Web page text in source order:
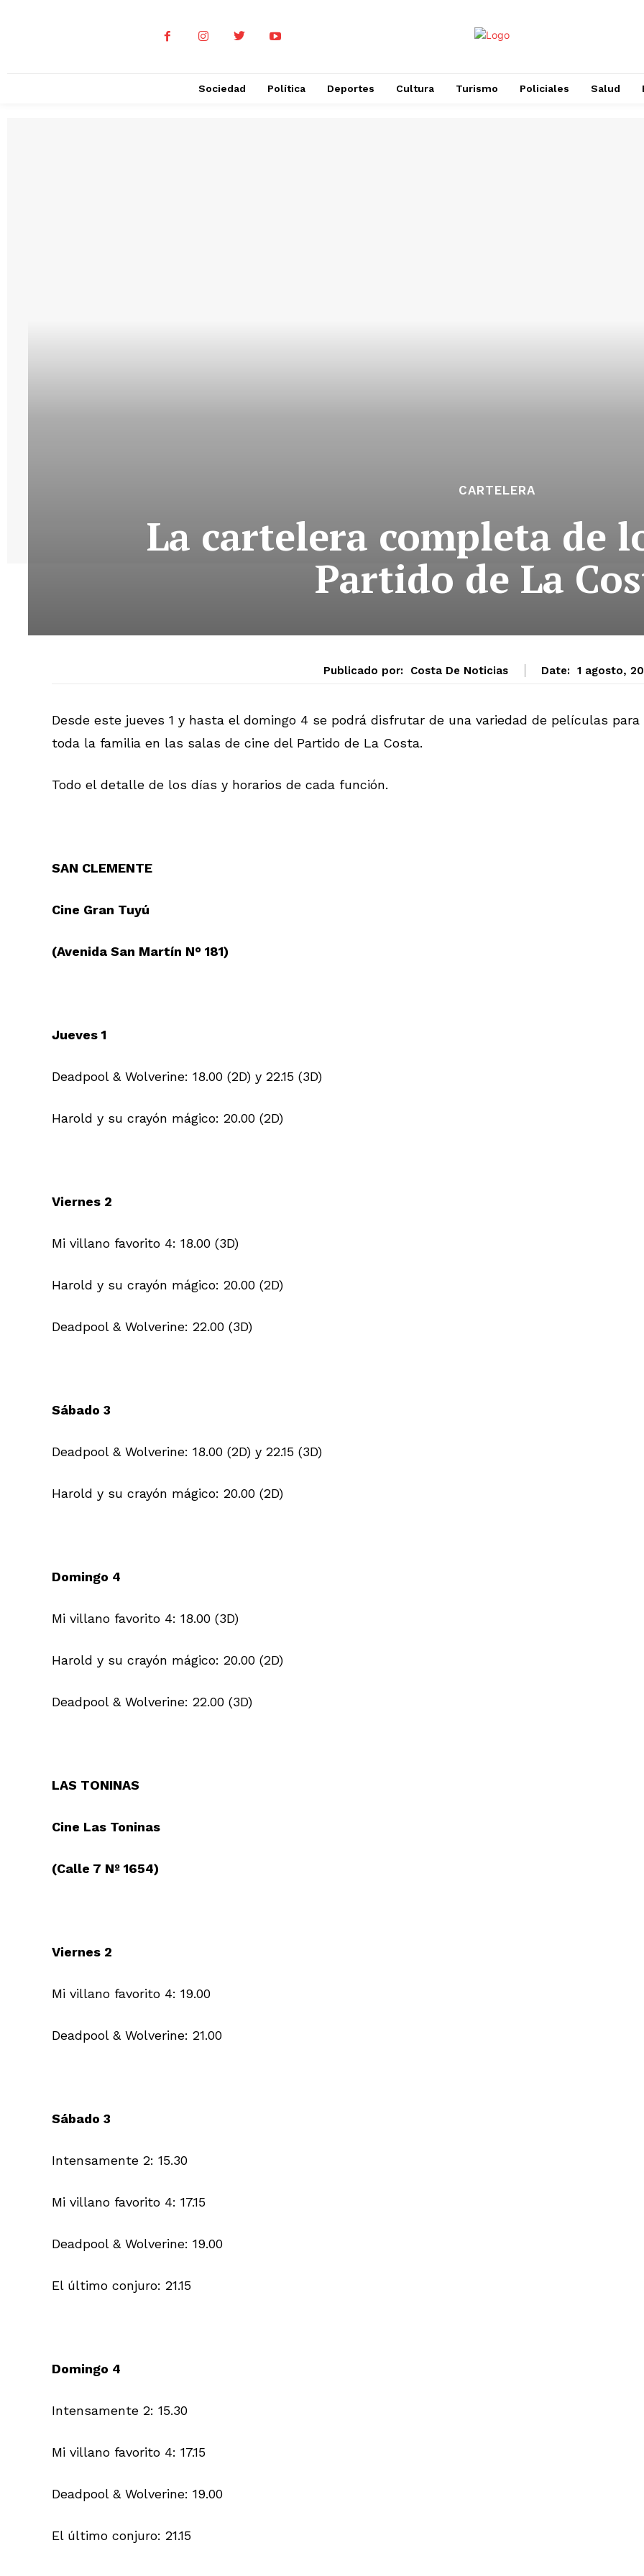
Sociedad Política Deportes Cultura Turismo Policiales Salud
CARTELERA
La cartelera completa de
Partido de La
Publicado por: Costa De Noticias Date: 1 agosto,
Desde este jueves 1 y hasta el domingo 4 se podrá disfrutar de una variedad de películas para
toda la familia en las salas de cine del Partido de La Costa.
Todo el detalle de los días y horarios de cada función.
SAN CLEMENTE
Cine Gran Tuyú
(Avenida San Martín N° 181)
Jueves 1
Deadpool & Wolverine: 18.00 (2D) y 22.15 (3D)
Harold y su crayón mágico: 20.00 (2D)
Viernes 2
Mi villano favorito 4: 18.00 (3D)
Harold y su crayón mágico: 20.00 (2D)
Deadpool & Wolverine: 22.00 (3D)
Sábado 3
Deadpool & Wolverine: 18.00 (2D) y 22.15 (3D)
Harold y su crayón mágico: 20.00 (2D)
Domingo 4
Mi villano favorito 4: 18.00 (3D)
Harold y su crayón mágico: 20.00 (2D)
Deadpool & Wolverine: 22.00 (3D)
LAS TONINAS
Cine Las Toninas
(Calle 7 Nº 1654)
Viernes 2
Mi villano favorito 4: 19.00
Deadpool & Wolverine: 21.00
Sábado 3
Intensamente 2: 15.30
Mi villano favorito 4: 17.15
Deadpool & Wolverine: 19.00
El último conjuro: 21.15
Domingo 4
Intensamente 2: 15.30
Mi villano favorito 4: 17.15
Deadpool & Wolverine: 19.00
El último conjuro: 21.15